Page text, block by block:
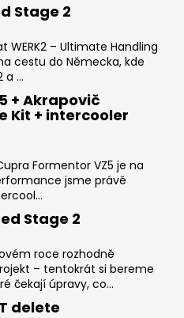
Stage 2
WERK2 – Ultimate Handling
cestu do Německa, kde
a ...
+ Akrapovič
Kit + intercooler
Formentor VZ5 je na
jsme právě
Stage 2
roce rozhodně
– tentokrát si bereme
čekají úpravy, co...
delete